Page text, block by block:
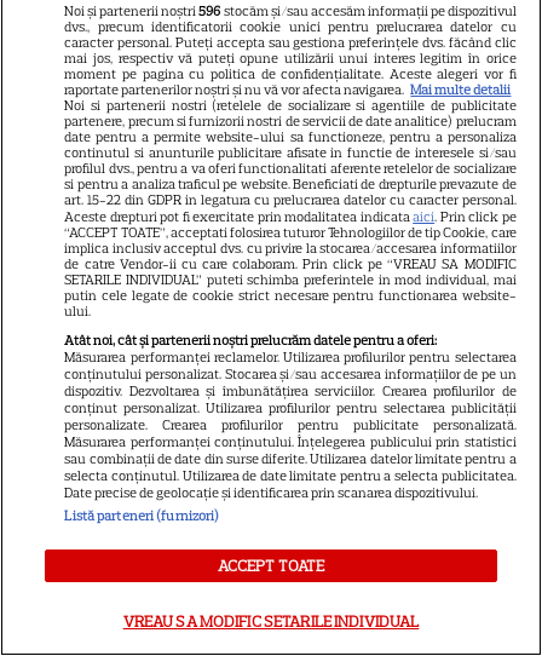
Despre Tvmania
Contact
Contacte televiziuni
Abonamente
Publicitate
Termeni și condiții
Despre cookies
Politica de confidenţialitate
Sitemap
Noi și partenerii noștri596 stocăm și/sau accesăm informații pe dispozitivul
dvs., precum identificatorii cookie unici pentru prelucrarea datelor cu
caracter personal. Puteți accepta sau gestiona preferințele dvs. făcând clic
mai jos, respectiv vă puteți opune utilizării unui interes legitim în orice
moment pe pagina cu politica de confidențialitate. Aceste alegeri vor fi
raportate partenerilor noștri și nu vă vor afecta navigarea. Mai multe detalii
Noi si partenerii nostri (retelele de socializare si agentiile de publicitate
partenere, precum si furnizorii nostri de servicii de date analitice) prelucram
date pentru a permite website-ului sa functioneze, pentru a personaliza
continutul si anunturile publicitare afisate in functie de interesele si/sau
profilul dvs., pentru a va oferi functionalitati aferente retelelor de socializare
si pentru a analiza traficul pe website. Beneficiati de drepturile prevazute de
art. 15-22 din GDPR in legatura cu prelucrarea datelor cu caracter personal.
Aceste drepturi pot fi exercitate prin modalitatea indicataaici. Prin click pe
“ACCEPT TOATE”, acceptati folosirea tuturor Tehnologiilor de tip Cookie, care
implica inclusiv acceptul dvs. cu privire la stocarea/accesarea informatiilor
de catre Vendor-ii cu care colaboram. Prin click pe “VREAU SA MODIFIC
SETARILE INDIVIDUAL” puteti schimba preferintele in mod individual, mai
putin cele legate de cookie strict necesare pentru functionarea website-
ului.
Atât noi, cât și partenerii noștri prelucrăm datele pentru a oferi:
Măsurarea performanței reclamelor. Utilizarea profilurilor pentru selectarea
conținutului personalizat. Stocarea și/sau accesarea informațiilor de pe un
dispozitiv. Dezvoltarea și îmbunătățirea serviciilor. Crearea profilurilor de
conținut personalizat. Utilizarea profilurilor pentru selectarea publicității
personalizate. Crearea profilurilor pentru publicitate personalizată.
Măsurarea performanței conținutului. Înțelegerea publicului prin statistici
sau combinații de date din surse diferite. Utilizarea datelor limitate pentru a
selecta conținutul. Utilizarea de date limitate pentru a selecta publicitatea.
Date precise de geolocație și identificarea prin scanarea dispozitivului.
Listă parteneri (furnizori)
ACCEPT TOATE
VREAU SA MODIFIC SETARILE INDIVIDUAL